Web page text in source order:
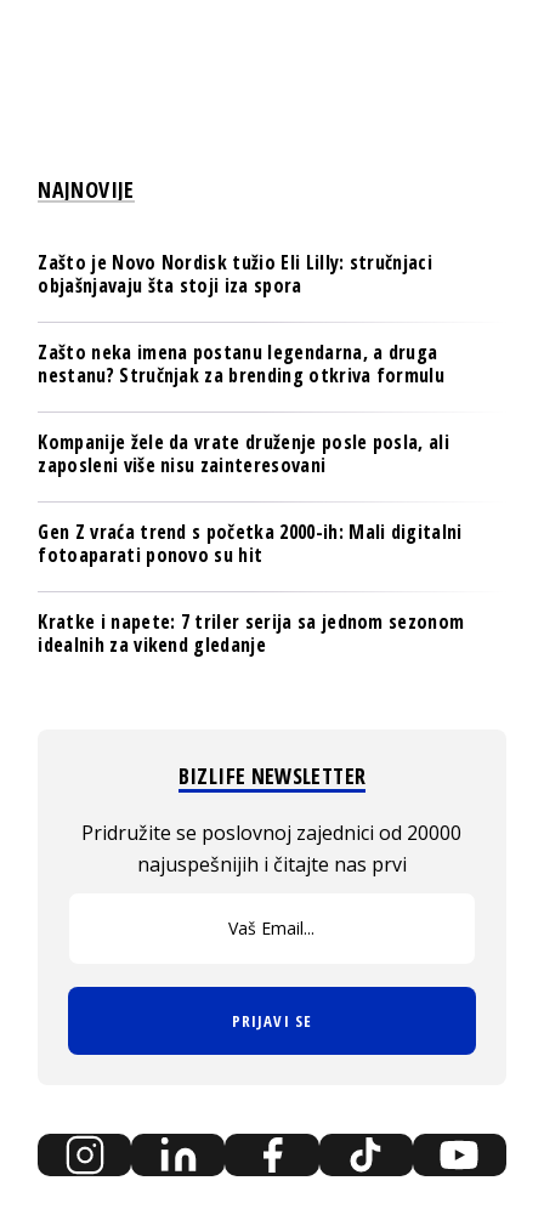
NAJNOVIJE
Zašto je Novo Nordisk tužio Eli Lilly: stručnjaci
objašnjavaju šta stoji iza spora
Zašto neka imena postanu legendarna, a druga
nestanu? Stručnjak za brending otkriva formulu
Kompanije žele da vrate druženje posle posla, ali
zaposleni više nisu zainteresovani
Gen Z vraća trend s početka 2000-ih: Mali digitalni
fotoaparati ponovo su hit
Kratke i napete: 7 triler serija sa jednom sezonom
idealnih za vikend gledanje
BIZLIFE NEWSLETTER
Pridružite se poslovnoj zajednici od 20000
najuspešnijih i čitajte nas prvi
PRIJAVI SE